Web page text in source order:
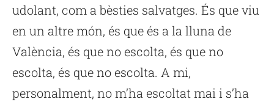
udolant, com a bèsties salvatges. És que viu
en un altre món, és que és a la lluna de
València, és que no escolta, és que no
escolta, és que no escolta. A mi,
personalment, no m’ha escoltat mai i s’ha